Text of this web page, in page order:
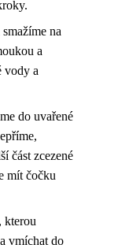
na
a
vody a
do uvařené
část zcezené
mít čočku
kterou
vmíchat do